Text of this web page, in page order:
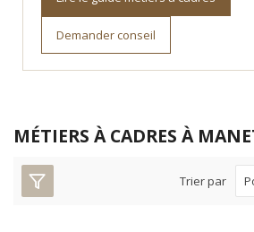
Demander conseil
MÉTIERS À CADRES À
Trier par